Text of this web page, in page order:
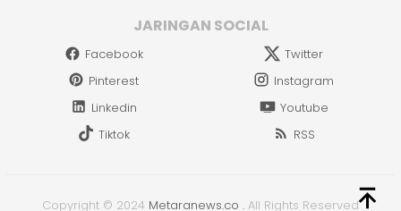
JARINGAN SOCIAL
Facebook
Twitter
Pinterest
Instagram
Linkedin
Youtube
Tiktok
RSS
Copyright © 2024 Metaranews.co . All Rights Reserved